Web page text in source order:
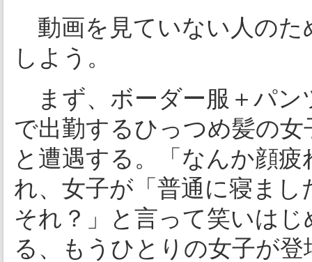
動画を見ていない人のた
しよう。
まず、ボーダー服＋パン
で出勤するひっつめ髪の
と遭遇する。「なんか顔
れ、女子が「普通に寝ま
それ？」と言って笑いは
る、もうひとりの女子が